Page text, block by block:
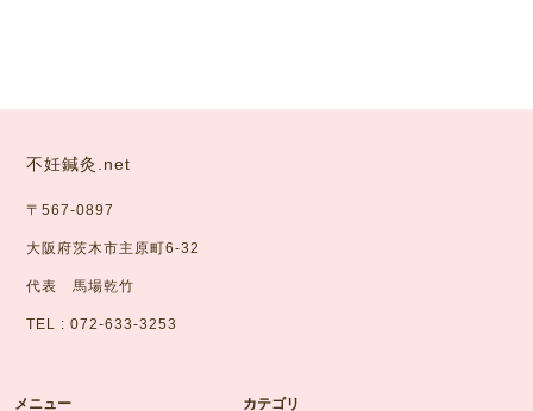
不妊鍼灸.net
〒567-0897
大阪府茨木市主原町6-32
代表 馬場乾竹
TEL : 072-633-3253
メニュー カテゴリ